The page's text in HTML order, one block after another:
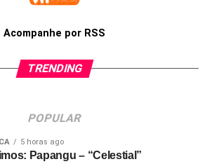
Acompanhe por RSS
TRENDING
POPULAR
5 horas ago
Papangu – “Celestial”